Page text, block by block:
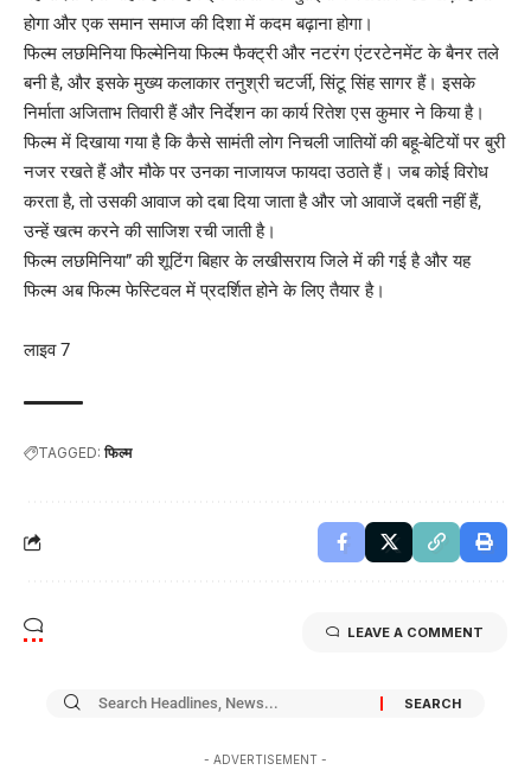
होगा और एक समान समाज की दिशा में कदम बढ़ाना होगा।
फिल्म लछमिनिया फिल्मेनिया फिल्म फैक्ट्री और नटरंग एंटरटेनमेंट के बैनर तले
बनी है, और इसके मुख्य कलाकार तनुश्री चटर्जी, सिंटू सिंह सागर हैं। इसके
निर्माता अजिताभ तिवारी हैं और निर्देशन का कार्य रितेश एस कुमार ने किया है।
फिल्म में दिखाया गया है कि कैसे सामंती लोग निचली जातियों की बहू-बेटियों पर बुरी
नजर रखते हैं और मौके पर उनका नाजायज फायदा उठाते हैं। जब कोई विरोध
करता है, तो उसकी आवाज को दबा दिया जाता है और जो आवाजें दबती नहीं हैं,
उन्हें खत्म करने की साजिश रची जाती है।
फिल्म लछमिनिया” की शूटिंग बिहार के लखीसराय जिले में की गई है और यह
फिल्म अब फिल्म फेस्टिवल में प्रदर्शित होने के लिए तैयार है।
लाइव 7
TAGGED: फिल्म
LEAVE A COMMENT
- ADVERTISEMENT -